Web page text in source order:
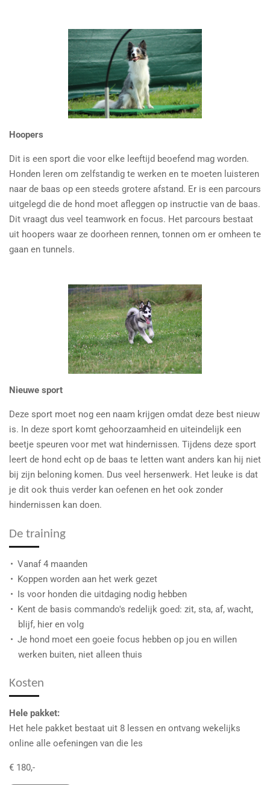
Hoopers
Dit is een sport die voor elke leeftijd beoefend mag worden.
Honden leren om zelfstandig te werken en te moeten luisteren
naar de baas op een steeds grotere afstand. Er is een parcours
uitgelegd die de hond moet afleggen op instructie van de baas.
Dit vraagt dus veel teamwork en focus. Het parcours bestaat
uit hoopers waar ze doorheen rennen, tonnen om er omheen te
gaan en tunnels.
Nieuwe sport
Deze sport moet nog een naam krijgen omdat deze best nieuw
is. In deze sport komt gehoorzaamheid en uiteindelijk een
beetje speuren voor met wat hindernissen. Tijdens deze sport
leert de hond echt op de baas te letten want anders kan hij niet
bij zijn beloning komen. Dus veel hersenwerk. Het leuke is dat
je dit ook thuis verder kan oefenen en het ook zonder
hindernissen kan doen.
De training
Vanaf 4 maanden
Koppen worden aan het werk gezet
Is voor honden die uitdaging nodig hebben
Kent de basis commando's redelijk goed: zit, sta, af, wacht,
blijf, hier en volg
Je hond moet een goeie focus hebben op jou en willen
werken buiten, niet alleen thuis
Kosten
Hele pakket:
Het hele pakket bestaat uit 8 lessen en ontvang wekelijks
online alle oefeningen van die les
€ 180,-